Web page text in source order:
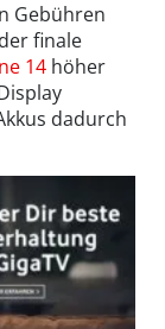
Gebühren
finale
14 höher
dadurch